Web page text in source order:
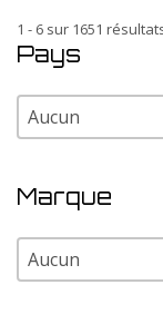
1 - 6 sur 1651
Pays
Pays
Pays
Marque
Marque
Marque